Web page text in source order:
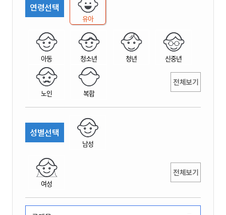
연령선택
유아
아동 청소년 청년 신중년
노인 복합
전체보기
성별선택
남성
여성
전체보기